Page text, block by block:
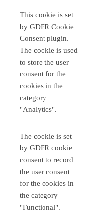
This cookie is set
by GDPR Cookie
Consent plugin.
The cookie is used
to store the user
consent for the
cookies in the
category
"Analytics".
The cookie is set
by GDPR cookie
consent to record
the user consent
for the cookies in
the category
"Functional".